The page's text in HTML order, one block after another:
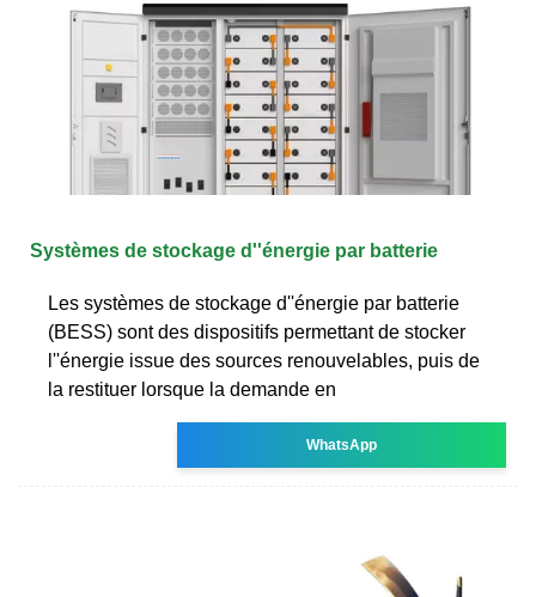
Systèmes de stockage d''énergie par batterie
Les systèmes de stockage d''énergie par batterie
(BESS) sont des dispositifs permettant de stocker
l''énergie issue des sources renouvelables, puis de
la restituer lorsque la demande en
WhatsApp